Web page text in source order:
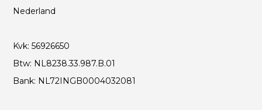
Nederland
Kvk: 56926650
Btw: NL8238.33.987.B.01
Bank: NL72INGB0004032081